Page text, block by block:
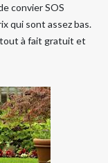
convier SOS
qui sont assez bas.
à fait gratuit et